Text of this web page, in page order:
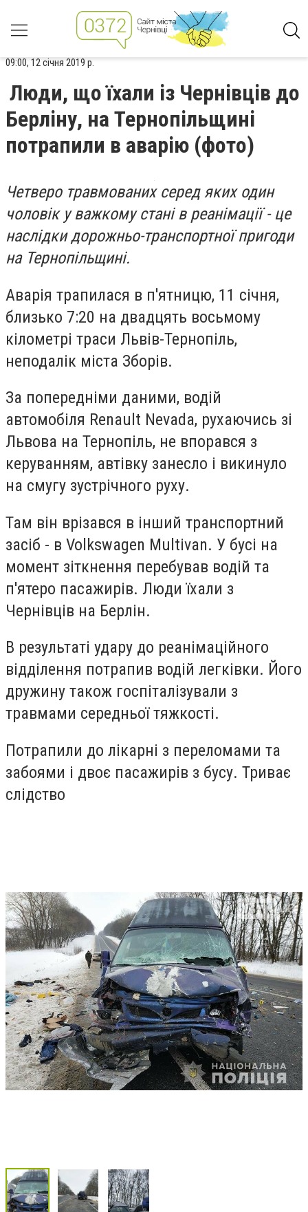
09:00, 12 січня 2019 р.
Люди, що їхали із Чернівців до
Берліну, на Тернопільщині
потрапили в аварію (фото)
Четверо травмованих серед яких один
чоловік у важкому стані в реанімації - це
наслідки дорожньо-транспортної пригоди
на Тернопільщині.
Аварія трапилася в п'ятницю, 11 січня,
близько 7:20 на двадцять восьмому
кілометрі траси Львів-Тернопіль,
неподалік міста Зборів.
За попередніми даними, водій
автомобіля Renault Nevada, рухаючись зі
Львова на Тернопіль, не впорався з
керуванням, автівку занесло і викинуло
на смугу зустрічного руху.
Там він врізався в інший транспортний
засіб - в Volkswagen Multivan. У бусі на
момент зіткнення перебував водій та
п'ятеро пасажирів. Люди їхали з
Чернівців на Берлін.
В результаті удару до реанімаційного
відділення потрапив водій легківки. Його
дружину також госпіталізували з
травмами середньої тяжкості.
Потрапили до лікарні з переломами та
забоями і двоє пасажирів з бусу. Триває
слідство